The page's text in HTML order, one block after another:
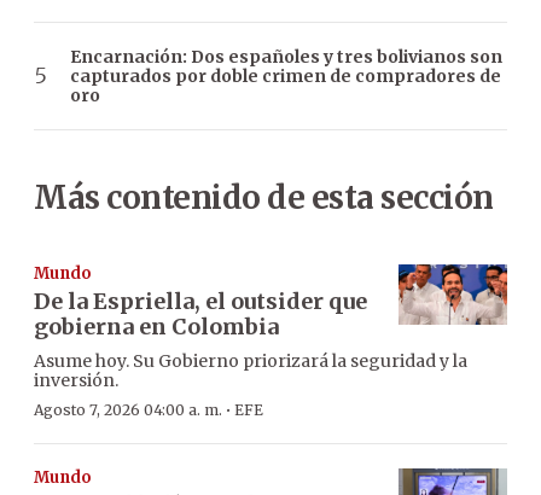
Encarnación: Dos españoles y tres bolivianos son
capturados por doble crimen de compradores de
oro
Más contenido de esta sección
Mundo
De la Espriella, el outsider que
gobierna en Colombia
Asume hoy. Su Gobierno priorizará la seguridad y la
inversión.
Agosto 7, 2026 04:00 a. m. · EFE
Mundo